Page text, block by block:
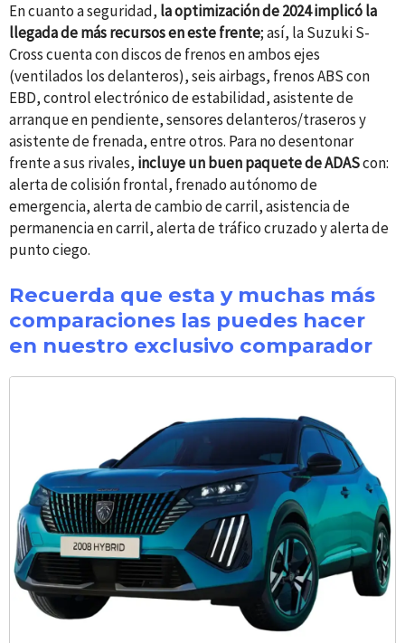
En cuanto a seguridad, la optimización de 2024 implicó la
llegada de más recursos en este frente; así, la Suzuki S-
Cross cuenta con discos de frenos en ambos ejes
(ventilados los delanteros), seis airbags, frenos ABS con
EBD, control electrónico de estabilidad, asistente de
arranque en pendiente, sensores delanteros/traseros y
asistente de frenada, entre otros. Para no desentonar
frente a sus rivales, incluye un buen paquete de ADAScon:
alerta de colisión frontal, frenado autónomo de
emergencia, alerta de cambio de carril, asistencia de
permanencia en carril, alerta de tráfico cruzado y alerta de
punto ciego.
Recuerda que esta y muchas más
comparaciones las puedes hacer
en nuestro exclusivo comparador